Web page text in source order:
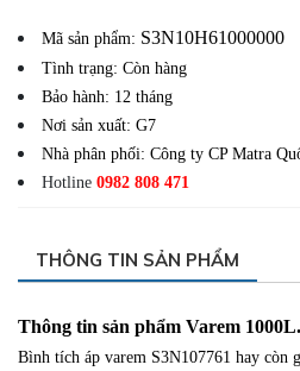
Mã sản phẩm: S3N10H61000000
Tình trạng: Còn hàng
Bảo hành: 12 tháng
Nơi sản xuất: G7
Nhà phân phối: Công ty CP Matra
Hotline 0982 808 471
THÔNG TIN SẢN PHẨM
Thông tin sản phẩm Varem 1000L.
Bình tích áp varem S3N107761 hay còn